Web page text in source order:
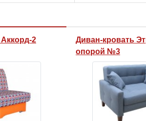
2
Диван-кровать
опорой №3